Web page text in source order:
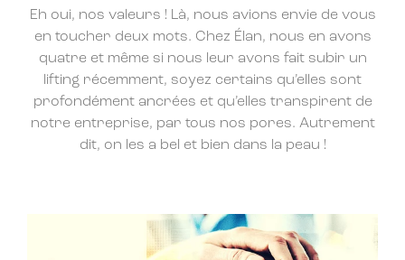
Eh oui, nos valeurs ! Là, nous avions envie de vous
en toucher deux mots. Chez Élan, nous en avons
quatre et même si nous leur avons fait subir un
lifting récemment, soyez certains qu’elles sont
profondément ancrées et qu’elles transpirent de
notre entreprise, par tous nos pores. Autrement
dit, on les a bel et bien dans la peau !